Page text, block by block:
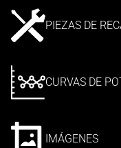
PIEZAS DE
CURVAS DE
IMÁGENES